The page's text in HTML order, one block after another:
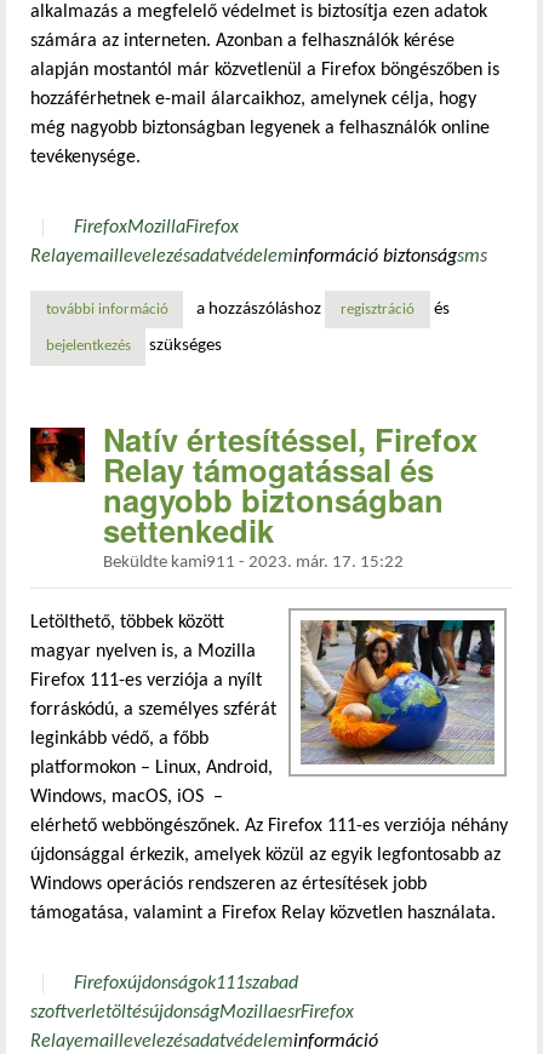
alkalmazás a megfelelő védelmet is biztosítja ezen adatok
számára az interneten. Azonban a felhasználók kérése
alapján mostantól már közvetlenül a Firefox böngészőben is
hozzáférhetnek e-mail álarcaikhoz, amelynek célja, hogy
még nagyobb biztonságban legyenek a felhasználók online
tevékenysége.
FirefoxMozillaFirefox
Relayemaillevelezésadatvédeleminformáció biztonságsms
további információvédje meg e-mail-címét és telefonszámát! tartalommal
a hozzászóláshoz regisztráció és
bejelentkezés szükséges
Natív értesítéssel, Firefox
Relay támogatással és
nagyobb biztonságban
settenkedik
Beküldte kami911 - 2023. már. 17. 15:22
Letölthető, többek között
magyar nyelven is, a Mozilla
Firefox 111-es verziója a nyílt
forráskódú, a személyes szférát
leginkább védő, a főbb
platformokon – Linux, Android,
Windows, macOS, iOS –
elérhető webböngészőnek. Az Firefox 111-es verziója néhány
újdonsággal érkezik, amelyek közül az egyik legfontosabb az
Windows operációs rendszeren az értesítések jobb
támogatása, valamint a Firefox Relay közvetlen használata.
Firefoxújdonságok111szabad
szoftverletöltésújdonságMozillaesrFirefox
Relayemaillevelezésadatvédeleminformáció